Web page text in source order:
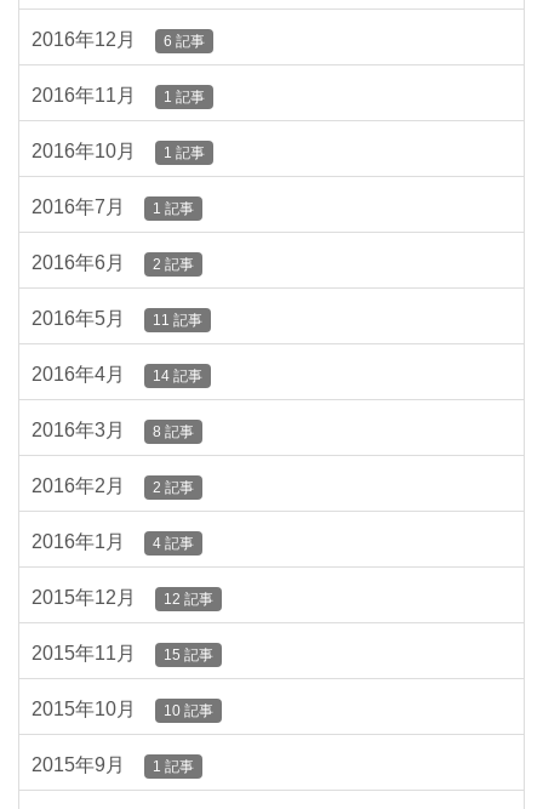
2016年12月 6 記事
2016年11月 1 記事
2016年10月 1 記事
2016年7月 1 記事
2016年6月 2 記事
2016年5月 11 記事
2016年4月 14 記事
2016年3月 8 記事
2016年2月 2 記事
2016年1月 4 記事
2015年12月 12 記事
2015年11月 15 記事
2015年10月 10 記事
2015年9月 1 記事